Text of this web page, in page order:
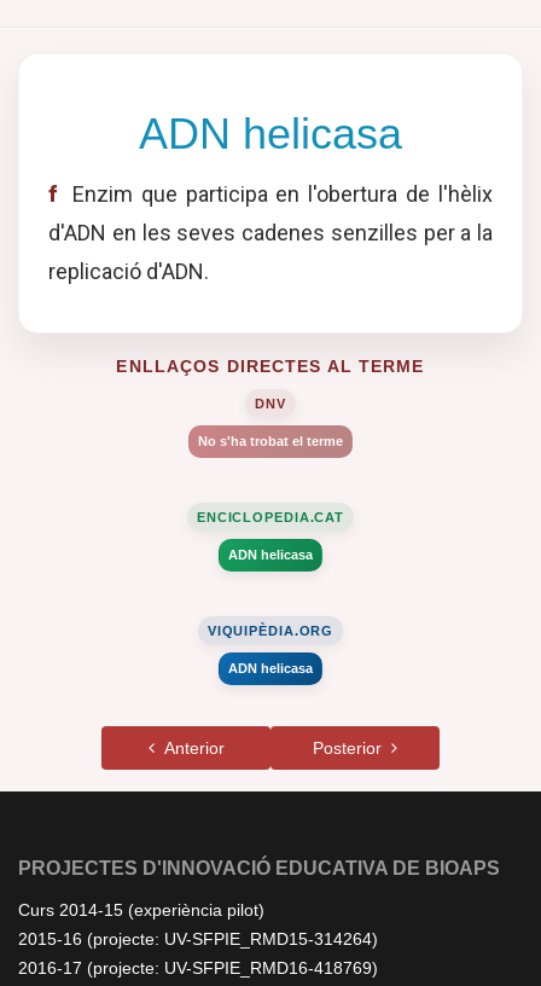
ADN helicasa
f
Enzim que participa en l'obertura de l'hèlix
d'ADN en les seves cadenes senzilles per a la
replicació d'ADN.
ENLLAÇOS DIRECTES AL TERME
DNV
No s'ha trobat el terme
ENCICLOPEDIA.CAT
ADN helicasa
VIQUIPÈDIA.ORG
ADN helicasa
Anterior Posterior
PROJECTES D'INNOVACIÓ EDUCATIVA DE BIOAPS
Curs 2014-15 (experiència pilot)
2015-16 (projecte: UV-SFPIE_RMD15-314264)
2016-17 (projecte: UV-SFPIE_RMD16-418769)